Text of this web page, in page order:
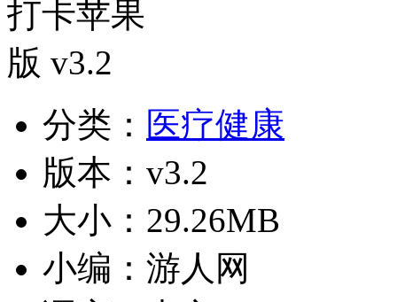
分类： 医疗健康
版本：v3.2
大小：29.26MB
小编：游人网